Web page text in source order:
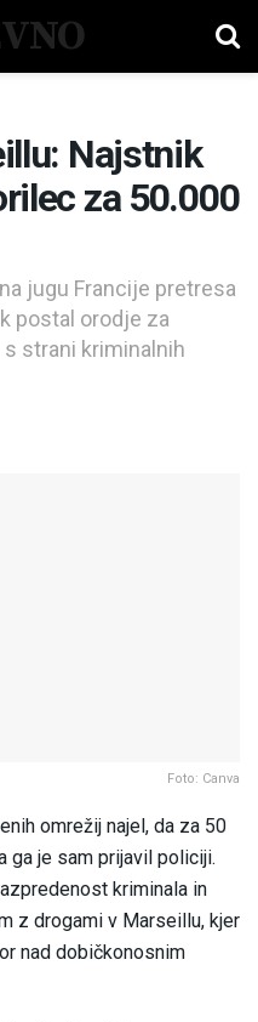
Najstnik
za 50.000
jugu Francije pretresa
postal orodje za
strani kriminalnih
Foto: Canva
omrežij najel, da za 50
ga je sam prijavil policiji.
kriminala in
z drogami v Marseillu, kjer
nad dobičkonosnim